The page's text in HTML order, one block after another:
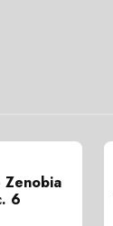
Zenobia
6